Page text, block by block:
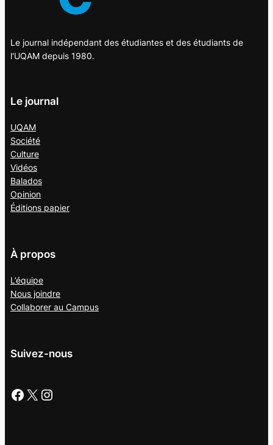
Le journal indépendant des étudiantes et des étudiants de
l'UQAM depuis 1980.
Le journal
UQAM
Société
Culture
Vidéos
Balados
Opinion
Éditions papier
À propos
L’équipe
Nous joindre
Collaborer au Campus
Suivez-nous
Facebook X Instagram